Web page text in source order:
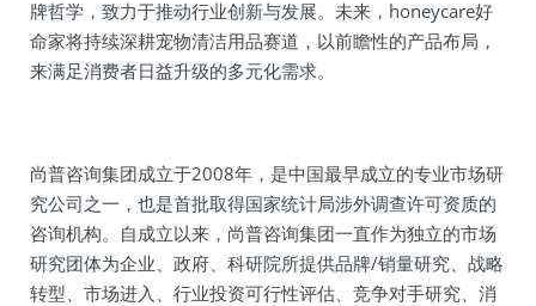
牌哲学，致力于推动行业创新与发展。未来，honeycare好
命家将持续深耕宠物清洁用品赛道，以前瞻性的产品布局，
来满足消费者日益升级的多元化需求。
尚普咨询集团成立于2008年，是中国最早成立的专业市场研
究公司之一，也是首批取得国家统计局涉外调查许可资质的
咨询机构。自成立以来，尚普咨询集团一直作为独立的市场
研究团体为企业、政府、科研院所提供品牌/销量研究、战略
转型、市场进入、行业投资可行性评估、竞争对手研究、消